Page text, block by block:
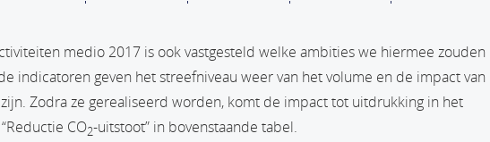
medio 2017 is ook vastgesteld welke ambities we hiermee zouden
indicatoren geven het streefniveau weer van het volume en de impact van
Zodra ze gerealiseerd worden, komt de impact tot uitdrukking in het
CO2-uitstoot” in bovenstaande tabel.